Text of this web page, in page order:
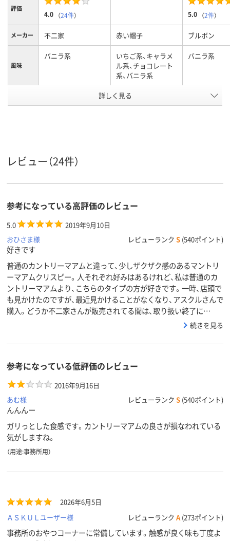
評価
4.0 （24件） 5.0 （2件）
メーカー 不二家 赤い帽子 ブルボン
風味
バニラ系
いちご系、キャラメ
ル系、チョコレート
系、バニラ系
バニラ系
10
詳しく見る
レビュー（24件）
参考になっている高評価のレビュー
5.0
2019年9月10日
おひさま様
レビューランク S (540ポイント)
好きです
普通のカントリーマアムと違って、少しザクザク感のあるマントリ
ーマアムクリスピー。人それぞれ好みはあるけれど、私は普通のカ
ントリーマアムより、こちらのタイプの方が好きです。一時、店頭で
も見かけたのですが、最近見かけることがなくなり、アスクルさんで
購入。どうか不二家さんが販売されてる間は、取り扱い終了に…
続きを見る
参考になっている低評価のレビュー
2016年9月16日
あむ様
レビューランク S (540ポイント)
んんんー
ガリっとした食感です。カントリーマアムの良さが損なわれている
気がしますね。
（用途:事務所用）
2026年6月5日
ＡＳＫＵＬユーザー様
レビューランク A (273ポイント)
事務所のおやつコーナーに常備しています。触感が良く味も丁度よ